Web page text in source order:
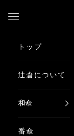
メニューを開く
トップ
辻倉について
和傘
番傘